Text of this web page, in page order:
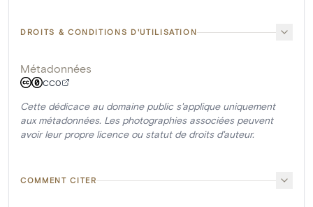
DROITS & CONDITIONS D'UTILISATION
Métadonnées
CC0
Cette dédicace au domaine public s'applique uniquement
aux métadonnées. Les photographies associées peuvent
avoir leur propre licence ou statut de droits d'auteur.
COMMENT CITER